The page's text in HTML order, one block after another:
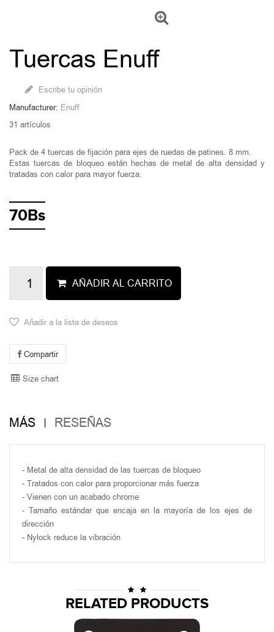
Tuercas Enuff
Escribe tu opinión
Manufacturer: Enuff
31 artículos
Pack de 4 tuercas de fijación para ejes de ruedas de patines. 8 mm.
Estas tuercas de bloqueo están hechas de metal de alta densidad y
tratadas con calor para mayor fuerza.
70Bs
AÑADIR AL CARRITO
Añadir a la lista de deseos
Compartir
Size chart
MÁS RESEÑAS
- Metal de alta densidad de las tuercas de bloqueo
- Tratados con calor para proporcionar más fuerza
- Vienen con un acabado chrome
- Tamaño estándar que encaja en la mayoría de los ejes de
dirección
- Nylock reduce la vibración
RELATED PRODUCTS